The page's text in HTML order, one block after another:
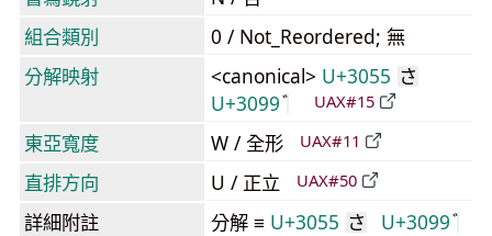
組合類別
0 / Not_Reordered; 無
分解映射
<canonical> U+3055 さ
U+3099 UAX#15
東亞寬度 W / 全形 UAX#11
直排方向 U / 正立 UAX#50
詳細附註 分解 ≡ U+3055 さ U+3099